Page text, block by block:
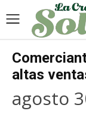
altas
agosto